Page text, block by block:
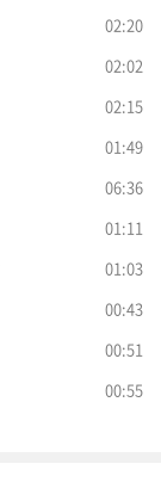
02:20
02:02
02:15
01:49
06:36
01:11
01:03
00:43
00:51
00:55